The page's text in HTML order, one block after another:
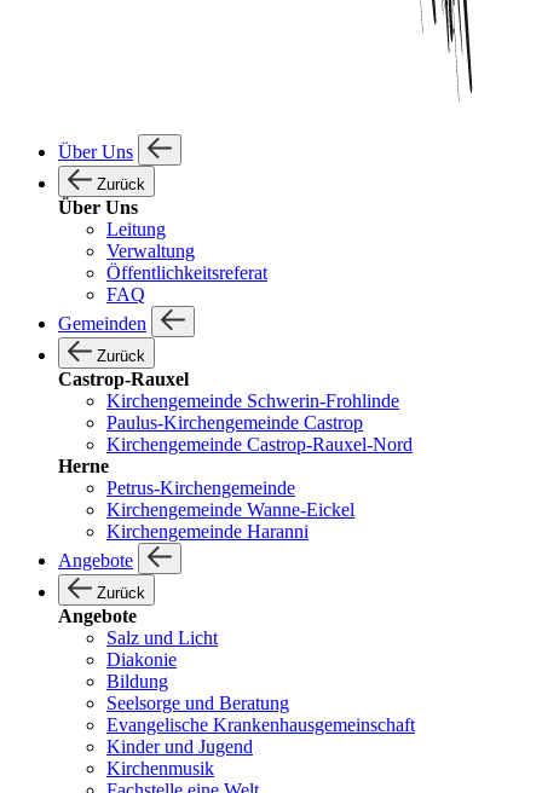
Über Uns
Zurück
Über Uns
Leitung
Verwaltung
Öffentlichkeitsreferat
FAQ
Gemeinden
Zurück
Castrop-Rauxel
Kirchengemeinde Schwerin-Frohlinde
Paulus-Kirchengemeinde Castrop
Kirchengemeinde Castrop-Rauxel-Nord
Herne
Petrus-Kirchengemeinde
Kirchengemeinde Wanne-Eickel
Kirchengemeinde Haranni
Angebote
Zurück
Angebote
Salz und Licht
Diakonie
Bildung
Seelsorge und Beratung
Evangelische Krankenhausgemeinschaft
Kinder und Jugend
Kirchenmusik